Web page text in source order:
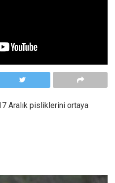
Aralık pisliklerini ortaya